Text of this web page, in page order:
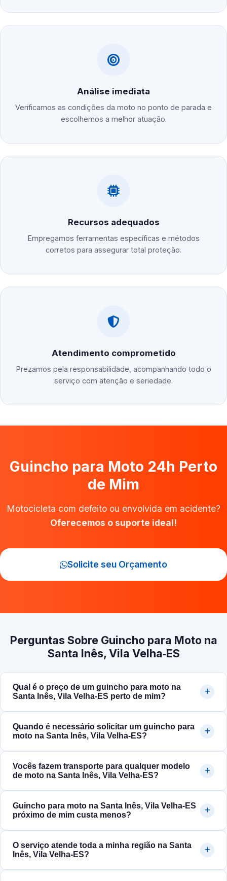
Análise imediata
Verificamos as condições da moto no ponto de parada e
escolhemos a melhor atuação.
Recursos adequados
Empregamos ferramentas específicas e métodos
corretos para assegurar total proteção.
Atendimento comprometido
Prezamos pela responsabilidade, acompanhando todo o
serviço com atenção e seriedade.
Guincho para Moto 24h Perto
de Mim
Motocicleta com defeito ou envolvida em acidente?
Oferecemos o suporte ideal!
Solicite seu Orçamento
Perguntas Sobre Guincho para Moto na
Santa Inês, Vila Velha‑ES
Qual é o preço de um guincho para moto na
Santa Inês, Vila Velha‑ES perto de mim?
Quando é necessário solicitar um guincho para
moto na Santa Inês, Vila Velha‑ES?
Vocês fazem transporte para qualquer modelo
de moto na Santa Inês, Vila Velha‑ES?
Guincho para moto na Santa Inês, Vila Velha‑ES
próximo de mim custa menos?
O serviço atende toda a minha região na Santa
Inês, Vila Velha‑ES?